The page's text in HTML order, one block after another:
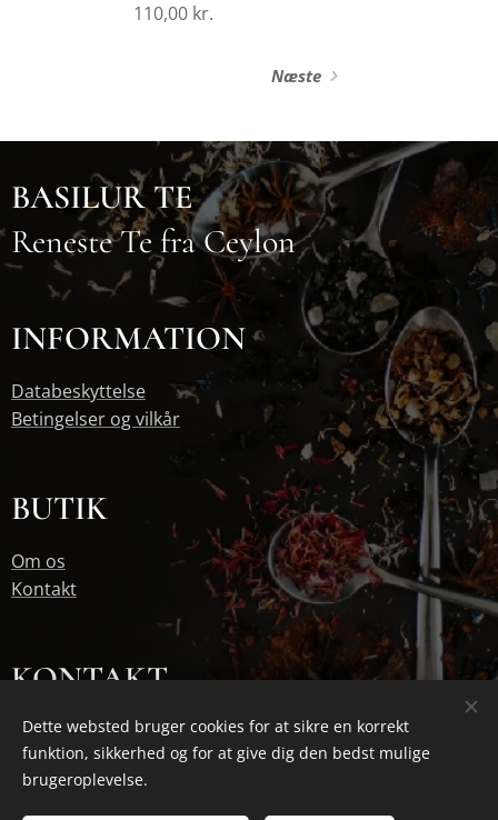
110,00kr.
Næste
BASILUR TE
Reneste Te fra Ceylon
INFORMATION
Databeskyttelse
Betingelser og vilkår
BUTIK
Om os
Kontakt
KONTAKT
jan@basilur.dk
30111665
Dette websted bruger cookies for at sikre en korrekt
funktion, sikkerhed og for at give dig den bedst mulige
brugeroplevelse.